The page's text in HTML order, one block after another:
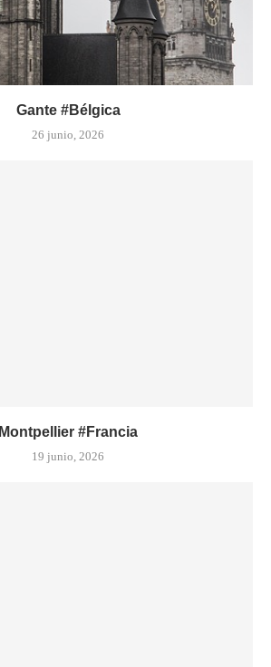
Gante #Bélgica
26 junio, 2026
Montpellier #Francia
19 junio, 2026